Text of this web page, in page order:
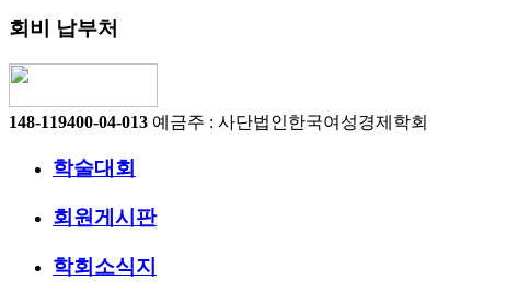
회비 납부처
148-119400-04-013 예금주 : 사단법인한국여성경제학회
학술대회
회원게시판
학회소식지